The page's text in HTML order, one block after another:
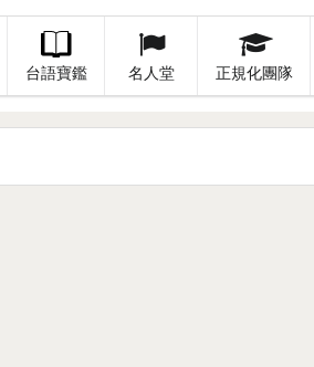
台語寶鑑 名人堂 正規化團隊